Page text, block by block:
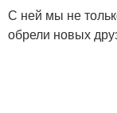
С ней мы не
обрели новых